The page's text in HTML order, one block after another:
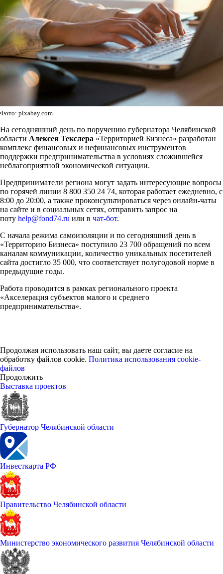
Фото: pixabay.com
На сегодняшний день по поручению губернатора Челябинской
области Алексея Текслера «Территорией Бизнеса» разработан
комплекс финансовых и нефинансовых инструментов
поддержки предпринимательства в условиях сложившейся
неблагоприятной экономической ситуации.
Предприниматели региона могут задать интересующие вопросы
по горячей линии 8 800 350 24 74, которая работает ежедневно, с
8:00 до 20:00, а также проконсультироваться через онлайн-чаты
на сайте и в социальных сетях, отправить запрос на
поту help@fond74.ru или в чат-бот.
С начала режима самоизоляции и по сегодняшний день в
«Территорию Бизнеса» поступило 23 700 обращений по всем
каналам коммуникации, количество уникальных посетителей
сайта достигло 35 000, что соответствует полугодовой норме в
предыдущие годы.
Работа проводится в рамках регионального проекта
«Акселерация субъектов малого и среднего
предпринимательства».
Продолжая использовать наш сайт, вы даете согласие на
обработку файлов cookie. Политика использования cookie-
файлов
Продолжить
Выставка проектов
Губернатор Челябинской области
Инвесткарта РФ
Правительство Челябинской области
Министерство экономического развития Челябинской области